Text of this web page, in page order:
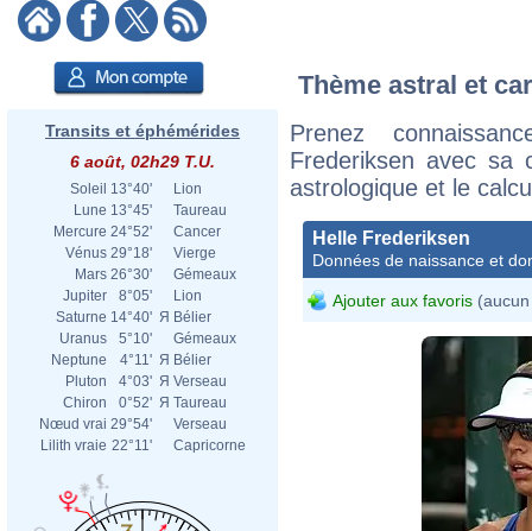
Transits et éphémérides
6 août, 02h29 T.U.
Soleil 13°40'
Lion
Lune 13°45'
Taureau
Mercure 24°52'
Cancer
Vénus 29°18'
Vierge
Mars 26°30'
Gémeaux
Jupiter
8°05'
Lion
Saturne 14°40' Я Bélier
Uranus
5°10'
Gémeaux
Neptune
4°11' Я Bélier
Pluton
4°03' Я Verseau
Chiron
0°52' Я Taureau
Nœud vrai 29°54'
Verseau
Lilith vraie 22°11' Capricorne
Thème astral et
Prenez
Frederiksen avec sa
astrologique et le
Helle Frederiksen
Données de naissance et
Ajouter aux favoris